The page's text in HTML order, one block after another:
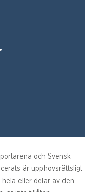
och Svensk
är upphovsrättsligt
eller delar av den